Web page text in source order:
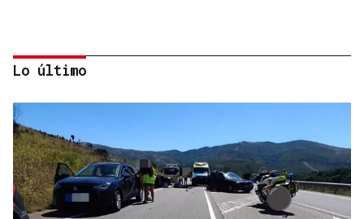
Lo último